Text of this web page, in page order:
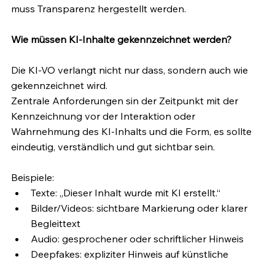
muss Transparenz hergestellt werden.
Wie müssen KI-Inhalte gekennzeichnet werden?
Die KI-VO verlangt nicht nur dass, sondern auch wie
gekennzeichnet wird.
Zentrale Anforderungen sin der Zeitpunkt mit der
Kennzeichnung vor der Interaktion oder
Wahrnehmung des KI-Inhalts und die Form, es sollte
eindeutig, verständlich und gut sichtbar sein.
Beispiele:
Texte: „Dieser Inhalt wurde mit KI erstellt.“
Bilder/Videos: sichtbare Markierung oder klarer
Begleittext
Audio: gesprochener oder schriftlicher Hinweis
Deepfakes: expliziter Hinweis auf künstliche